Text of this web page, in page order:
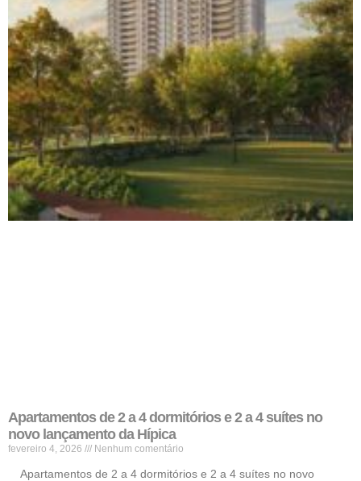
Apartamentos de 2 a 4 dormitórios e 2 a 4 suítes no
novo lançamento da Hípica
fevereiro 4, 2026 Nenhum comentário
Apartamentos de 2 a 4 dormitórios e 2 a 4 suítes no novo